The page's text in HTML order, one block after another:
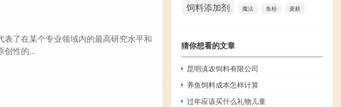
了在某个专业领域内的最高研究水平和
创性的...
饲料添加剂 魔法 鱼粉 麦麸
猜你想看的文章
昆明滇农饲料有限公司
养鱼饲料成本怎样计算
过年应该买什么礼物儿童